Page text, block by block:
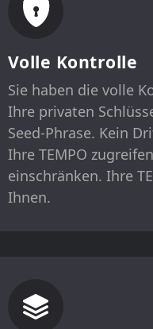
Volle Kontrolle
Sie haben die volle
Ihre privaten
Seed-Phrase. Kein
Ihre TEMPO
einschränken. Ihre
Ihnen.